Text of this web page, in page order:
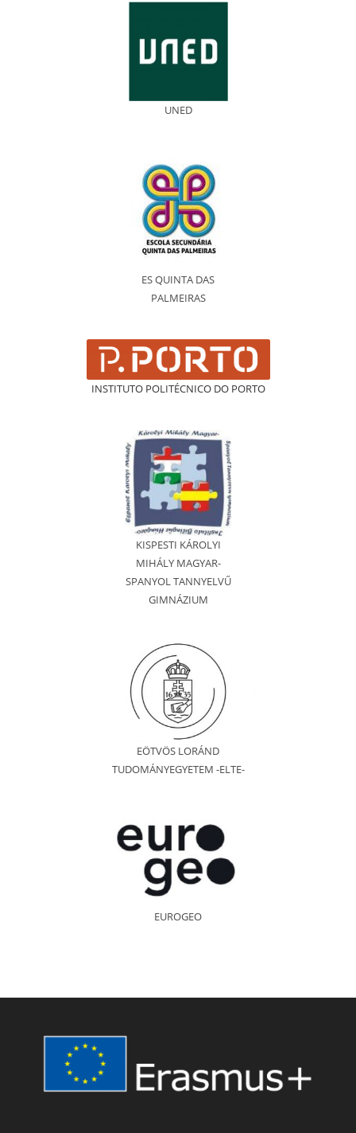
UNED
ES QUINTA DAS
PALMEIRAS
INSTITUTO POLITÉCNICO DO PORTO
KISPESTI KÁROLYI
MIHÁLY MAGYAR-
SPANYOL TANNYELVŰ
GIMNÁZIUM
EÖTVÖS LORÁND
TUDOMÁNYEGYETEM -ELTE-
EUROGEO